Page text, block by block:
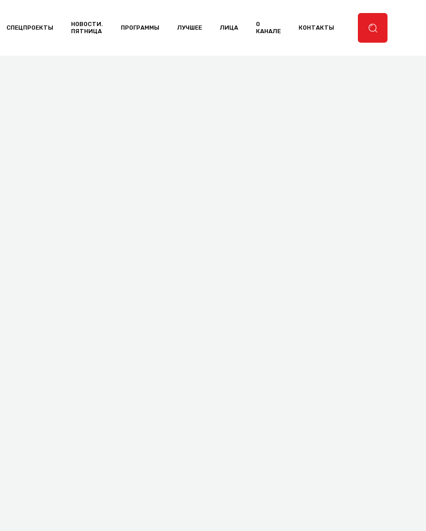
СПЕЦПРОЕКТЫ
НОВОСТИ.
ПЯТНИЦА
ПРОГРАММЫ ЛУЧШЕЕ ЛИЦА
О
КАНАЛЕ
КОНТАКТЫ